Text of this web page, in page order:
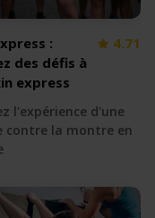
:
des défis à
express
4.71
l'expérience d'une
contre la montre en